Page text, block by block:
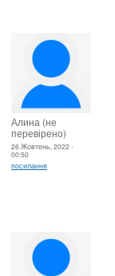
Алина (не
перевірено)
26 Жовтень, 2022 -
00:50
посилання